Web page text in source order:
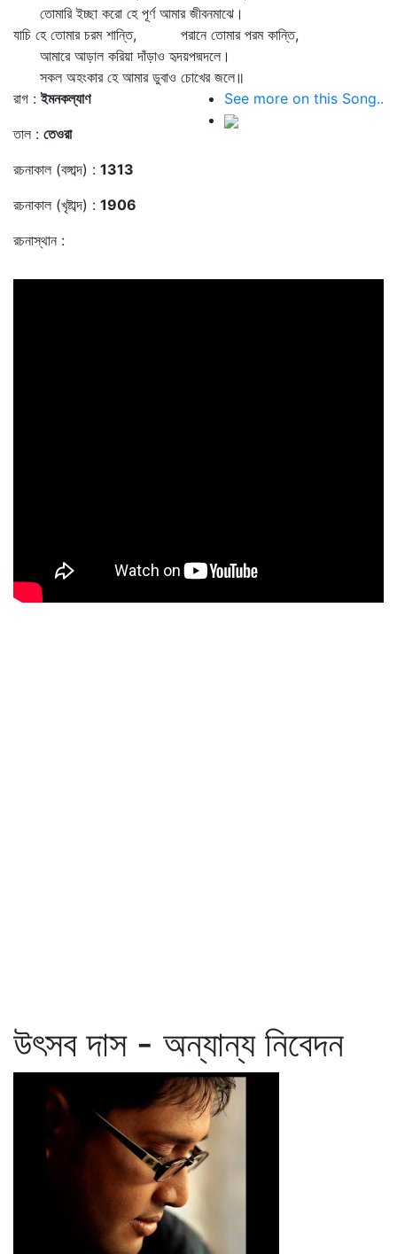
তোমারি ইচ্ছা করো হে পূর্ণ আমার জীবনমাঝে।
যাচি হে তোমার চরম শান্তি, পরানে তোমার পরম কান্তি,
আমারে আড়াল করিয়া দাঁড়াও হৃদয়পদ্মদলে।
সকল অহংকার হে আমার ডুবাও চোখের জলে॥
রাগ :ইমনকল্যাণ
তাল : তেওরা
রচনাকাল (বঙ্গাব্দ) : 1313
রচনাকাল (খৃষ্টাব্দ) : 1906
রচনাস্থান :
See more on this Song..
উৎসব দাস - অন্যান্য নিবেদন